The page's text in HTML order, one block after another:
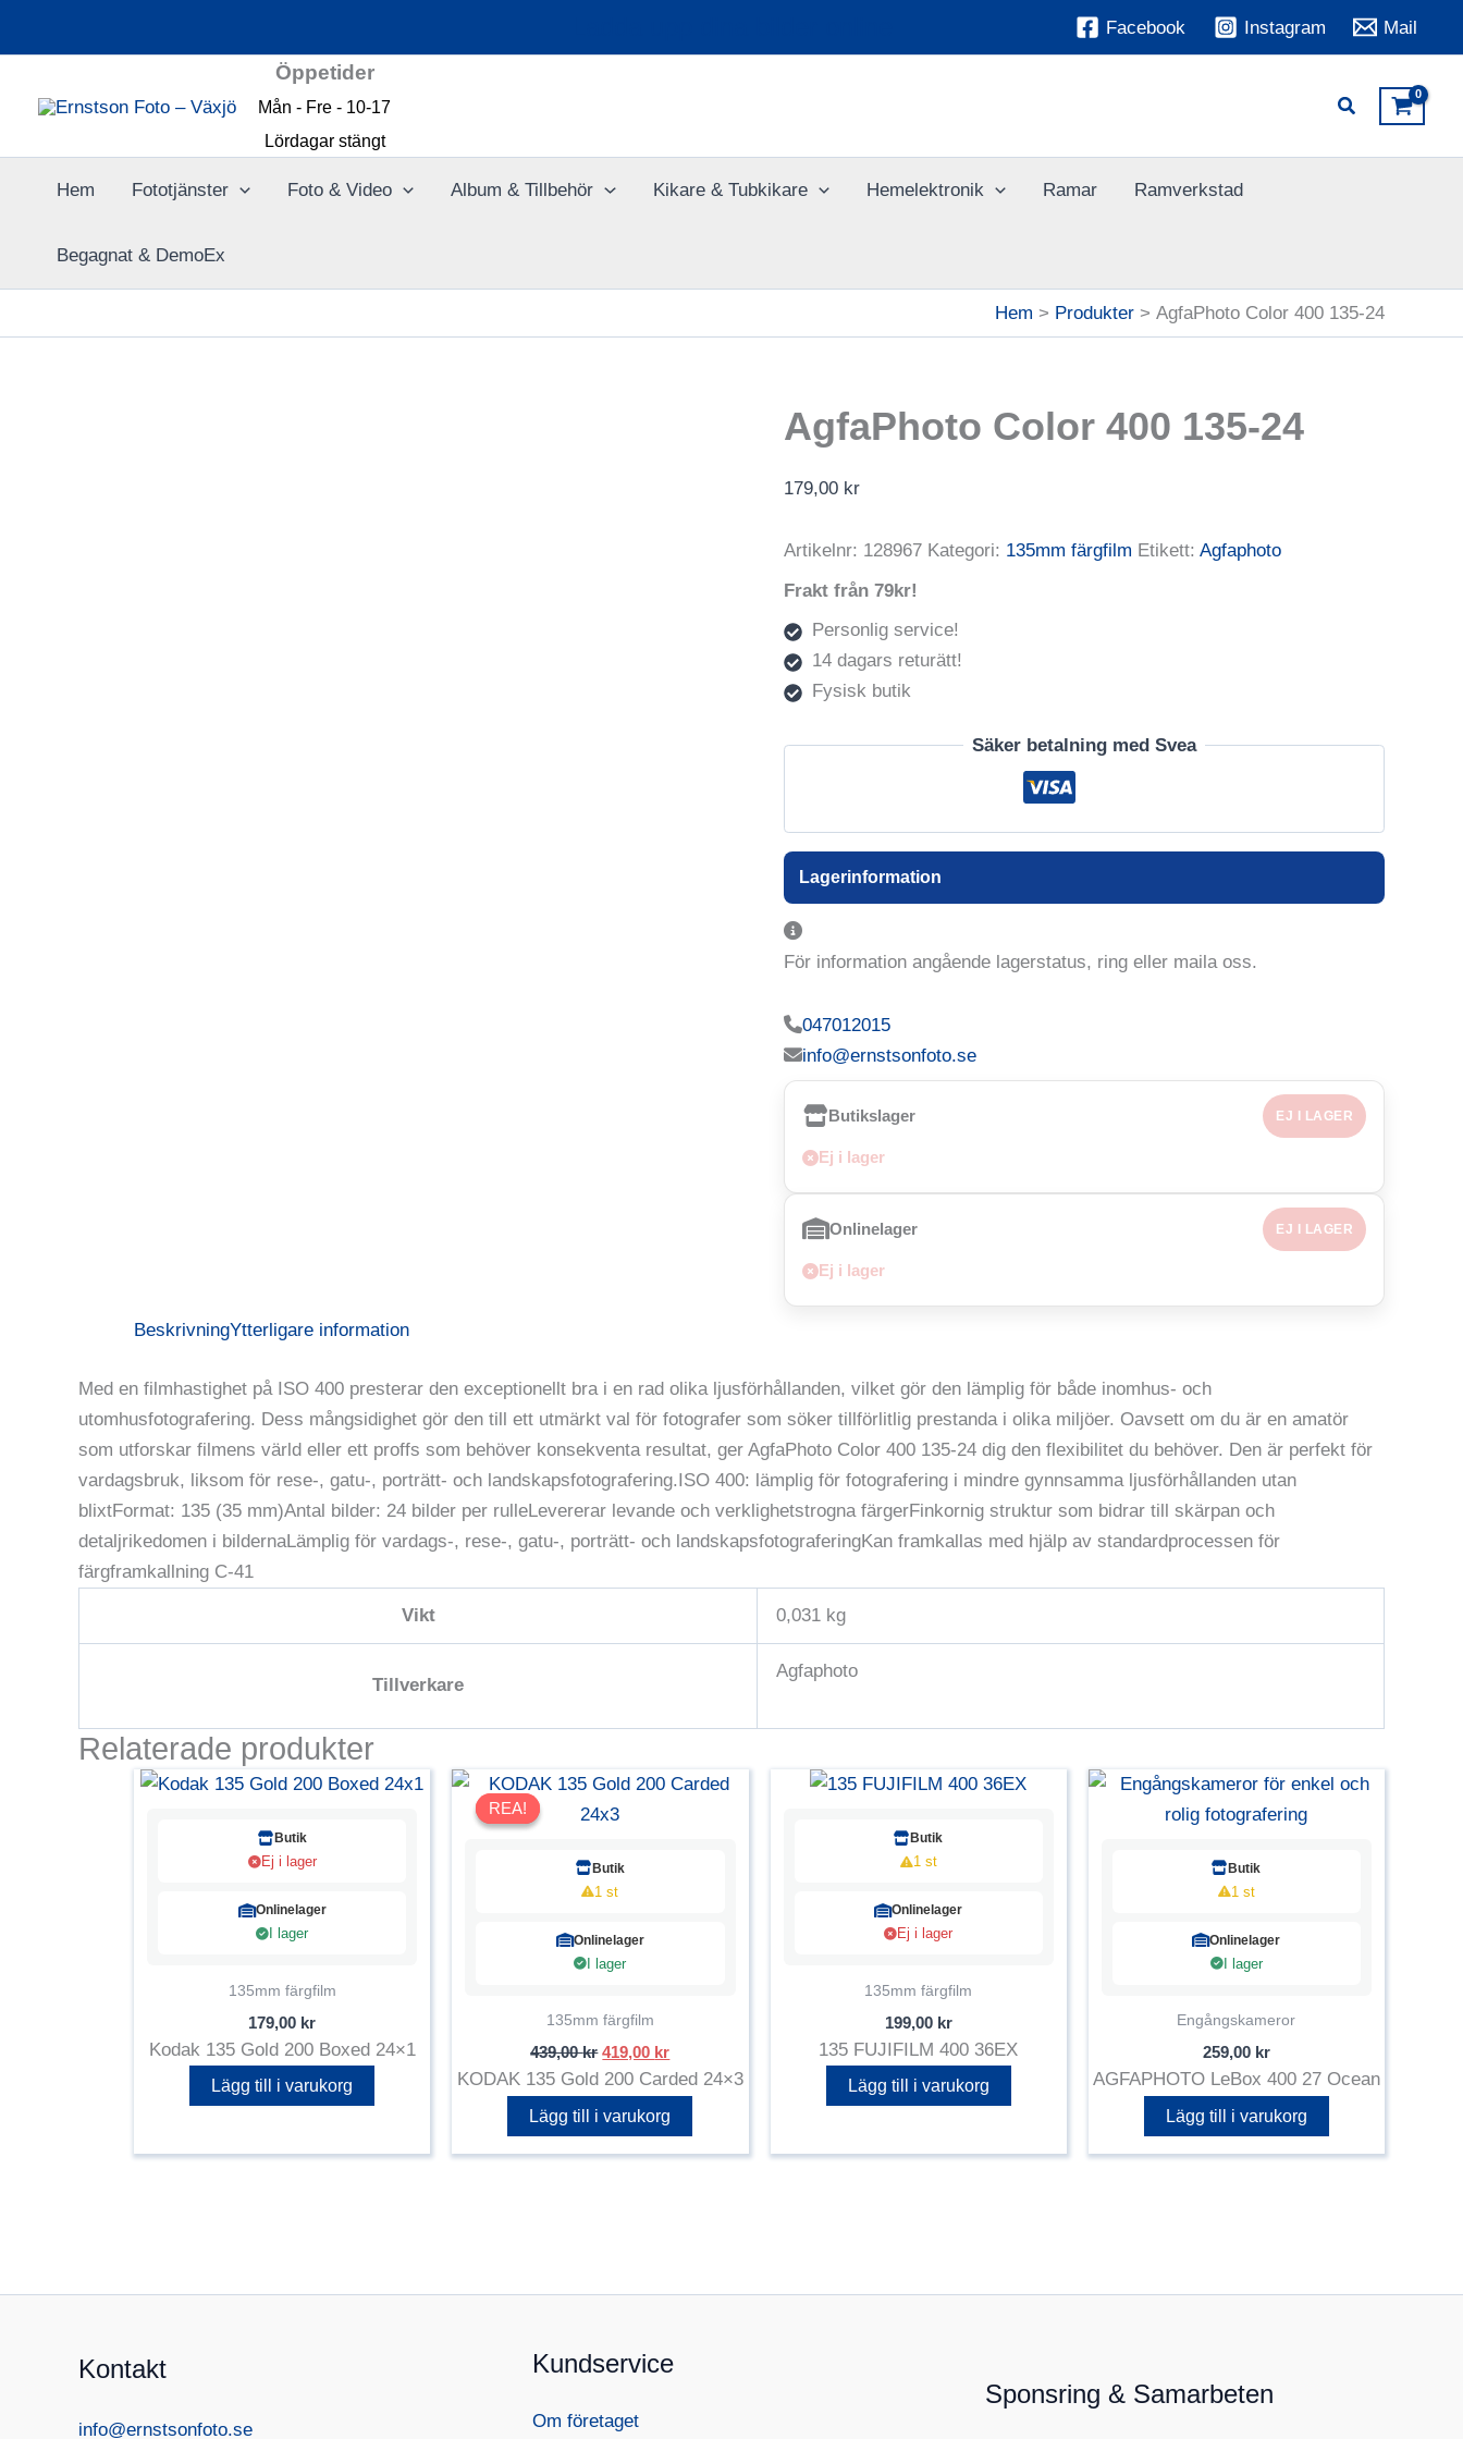
Facebook Instagram Mail
Öppetider
Mån - Fre - 10-17
Lördagar stängt
Hem Fototjänster Foto & Video Album & Tillbehör Kikare & Tubkikare Hemelektronik Ramar Ramverkstad
Begagnat & DemoEx
Hem Produkter AgfaPhoto Color 400 135-24
AgfaPhoto Color 400 135-24
179,00 kr
Artikelnr: 128967 Kategori: 135mm färgfilm Etikett: Agfaphoto
Frakt från 79kr!
Personlig service!
14 dagars returätt!
Fysisk butik
Säker betalning med Svea
Lagerinformation
För information angående lagerstatus, ring eller maila oss.
047012015
info@ernstsonfoto.se
Butikslager EJ I LAGER
Ej i lager
Onlinelager EJ I LAGER
Ej i lager
BeskrivningYtterligare information
Med en filmhastighet på ISO 400 presterar den exceptionellt bra i en rad olika ljusförhållanden, vilket gör den lämplig för både inomhus- och
utomhusfotografering. Dess mångsidighet gör den till ett utmärkt val för fotografer som söker tillförlitlig prestanda i olika miljöer. Oavsett om du är en amatör
som utforskar filmens värld eller ett proffs som behöver konsekventa resultat, ger AgfaPhoto Color 400 135-24 dig den flexibilitet du behöver. Den är perfekt för
vardagsbruk, liksom för rese-, gatu-, porträtt- och landskapsfotografering.ISO 400: lämplig för fotografering i mindre gynnsamma ljusförhållanden utan
blixtFormat: 135 (35 mm)Antal bilder: 24 bilder per rulleLevererar levande och verklighetstrogna färgerFinkornig struktur som bidrar till skärpan och
detaljrikedomen i bildernaLämplig för vardags-, rese-, gatu-, porträtt- och landskapsfotograferingKan framkallas med hjälp av standardprocessen för
färgframkallning C-41
Vikt 0,031 kg
Tillverkare
Agfaphoto
Relaterade produkter
Butik
Ej i lager
Onlinelager
I lager
135mm färgfilm
179,00 kr
Kodak 135 Gold 200 Boxed 24×1
Lägg till i varukorg
REA!
Butik
1 st
Onlinelager
I lager
REA!
135mm färgfilm
439,00kr Det
ursprungliga
priset
var:
439,00 kr.
419,00 krDet
nuvarande
priset
är:
419,00 kr.
KODAK 135 Gold 200 Carded 24×3
Lägg till i varukorg
Butik
1 st
Onlinelager
Ej i lager
135mm färgfilm
199,00 kr
135 FUJIFILM 400 36EX
Lägg till i varukorg
Butik
1 st
Onlinelager
I lager
Engångskameror
259,00 kr
AGFAPHOTO LeBox 400 27 Ocean
Lägg till i varukorg
Kontakt
info@ernstsonfoto.se
Kundservice
Om företaget
Sponsring & Samarbeten